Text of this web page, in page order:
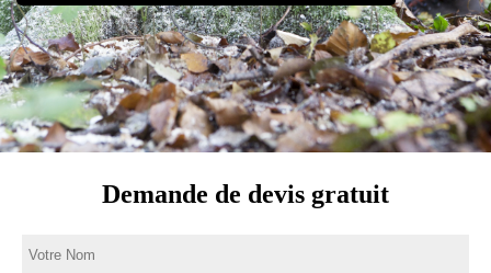
Demande de devis gratuit